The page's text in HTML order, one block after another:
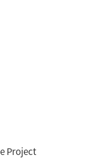
Project